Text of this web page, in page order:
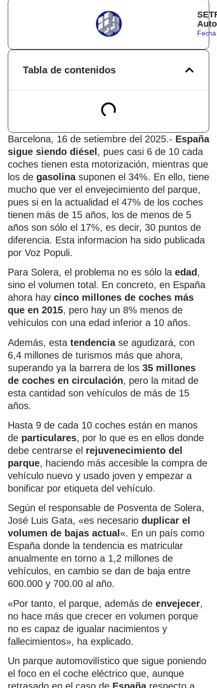
Tabla de contenidos
Barcelona, 16 de setiembre del 2025.- España
sigue siendo diésel , pues casi 6 de 10 cada
coches tienen esta motorización, mientras que
los de gasolina suponen el 34%. En ello, tiene
mucho que ver el envejecimiento del parque,
pues si en la actualidad el 47% de los coches
tienen más de 15 años, los de menos de 5
años son sólo el 17%, es decir, 30 puntos de
diferencia. Esta informacion ha sido publicada
por Voz Populi.
Para Solera, el problema no es sólo la edad ,
sino el volumen total. En concreto, en España
ahora hay cinco millones de coches más
que en 2015, pero hay un 8% menos de
vehículos con una edad inferior a 10 años.
Además, esta tendencia se agudizará, con
6,4 millones de turismos más que ahora,
superando ya la barrera de los 35 millones
de coches en circulación, pero la mitad de
esta cantidad son vehículos de más de 15
años.
Hasta 9 de cada 10 coches están en manos
de particulares, por lo que es en ellos donde
debe centrarse el rejuvenecimiento del
parque, haciendo más accesible la compra de
vehículo nuevo y usado joven y empezar a
bonificar por etiqueta del vehículo.
Según el responsable de Posventa de Solera,
José Luis Gata, «es necesario duplicar el
volumen de bajas actual «. En un país como
España donde la tendencia es matricular
anualmente en torno a 1,2 millones de
vehículos, en cambio se dan de baja entre
600.000 y 700.00 al año.
«Por tanto, el parque, además de envejecer,
no hace más que crecer en volumen porque
no es capaz de igualar nacimientos y
fallecimientos», ha explicado.
Un parque automovilístico que sigue poniendo
el foco en el coche eléctrico que, aunque